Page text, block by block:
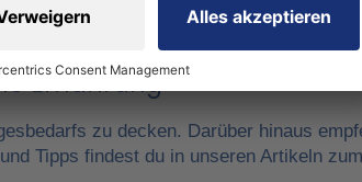
Zufuhr achtgeben. Ebenso ist es
zu berücksichtigen.
Ernährung
zu decken. Darüber hinaus
Tipps findest du in unseren Artikeln